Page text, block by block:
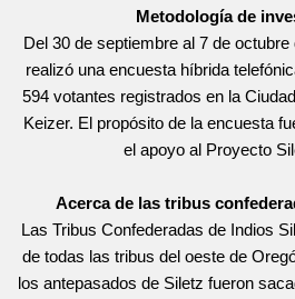
Metodología de
Del 30 de septiembre al 7 de
realizó una encuesta híbrida
594 votantes registrados en la
Keizer. El propósito de la encuesta
el apoyo al Proyecto
Acerca de las tribus
Las Tribus Confederadas de Indios
de todas las tribus del oeste de
los antepasados de Siletz fueron